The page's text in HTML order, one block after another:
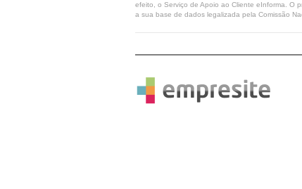
efeito, o Serviço de Apoio ao Cliente eInforma. O
a sua base de dados legalizada pela Comissão